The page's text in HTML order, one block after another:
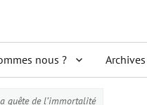
nous ? Archives
quête de l’immortalité